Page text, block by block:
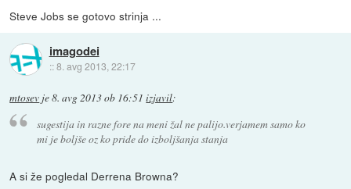
Steve Jobs se gotovo strinja ...
imagodei
::8. avg 2013, 22:17
mtosev je8. avg 2013 ob 16:51 izjavil:
sugestija in razne fore na meni žal ne palijo.verjamem samo ko
mi je boljše oz ko pride do izboljšanja stanja
A si že pogledal Derrena Browna?